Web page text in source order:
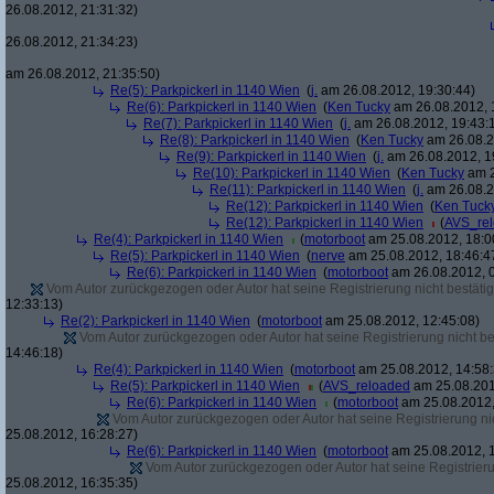
26.08.2012, 21:31:32)
26.08.2012, 21:34:23)
am 26.08.2012, 21:35:50)
Re(5): Parkpickerl in 1140 Wien (j. am 26.08.2012, 19:30:44)
Re(6): Parkpickerl in 1140 Wien (Ken Tucky am 26.08.2012,
Re(7): Parkpickerl in 1140 Wien (j. am 26.08.2012,
Re(8): Parkpickerl in 1140 Wien (Ken Tucky am
Re(9): Parkpickerl in 1140 Wien (j. am 26.08.2012,
Re(10): Parkpickerl in 1140 Wien (Ken Tucky am
Re(11): Parkpickerl in 1140 Wien (j. am
Re(12): Parkpickerl in 1140 Wien (Ken
Re(12): Parkpickerl in 1140 Wien
(
Re(4): Parkpickerl in 1140 Wien
(motorboot am 25.08.2012,
Re(5): Parkpickerl in 1140 Wien (nerve am 25.08.2012,
Re(6): Parkpickerl in 1140 Wien (motorboot am 26.08.2012,
Vom Autor zurückgezogen oder Autor hat seine Registrierung nicht
12:33:13)
Re(2): Parkpickerl in 1140 Wien (motorboot am 25.08.2012, 12:45:08)
Vom Autor zurückgezogen oder Autor hat seine Registrierung nicht
14:46:18)
Re(4): Parkpickerl in 1140 Wien (motorboot am 25.08.2012,
Re(5): Parkpickerl in 1140 Wien
(AVS_reloaded am
Re(6): Parkpickerl in 1140 Wien
(motorboot am
Vom Autor zurückgezogen oder Autor hat seine Registrierung
25.08.2012, 16:28:27)
Re(6): Parkpickerl in 1140 Wien (motorboot am 25.08.2012,
Vom Autor zurückgezogen oder Autor hat seine
25.08.2012, 16:35:35)